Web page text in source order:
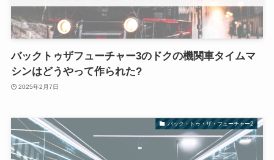
バックトゥザフューチャー3のドクの機関車タイムマ
シンはどうやって作られた?
2025年2月7日
バック・トゥ・ザ・フューチャー2